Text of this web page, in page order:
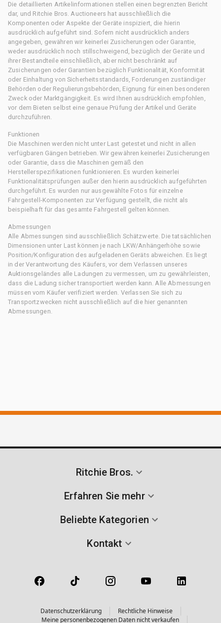
Die detaillierten Artikelinformationen stellen einen begrenzten Bericht
dar, und Ritchie Bros. Auctioneers hat ausschließlich die
Komponenten oder Aspekte der Geräte inspiziert, die hierin
ausdrücklich aufgeführt sind. Sofern nicht ausdrücklich anders
angegeben, gewähren wir keinerlei Zusicherungen oder Garantie,
weder ausdrücklich noch stillschweigend, bezüglich der Geräte und
ihrer Bestandteile einschließlich, aber nicht beschränkt auf
Zusicherungen oder Garantien bezüglich Funktionalität, Konformität
oder Einhaltung von Sicherheitsstandards, Forderungen zuständiger
Behörden oder Regulierungsbehörden, Eignung für einen besonderen
Zweck oder Marktgängigkeit. Es wird Ihnen ausdrücklich empfohlen,
vor dem Bieten selbst eine genaue Prüfung der Artikel und Geräte
durchzuführen.
Funktionen
Die Maschinen werden nicht unter Last getestet und nicht in allen
verfügbaren Gängen betrieben. Wir gewähren keinerlei Zusicherungen
oder Garantie, dass die Maschinen gemäß den
Herstellerspezifikationen funktionieren. Es wurden keinerlei
Funktionalitätsprüfungen außer den hierin ausdrücklich aufgeführten
durchgeführt. Es wurden nur ausgewählte Fotos für einzelne
Fahrgestell-Komponenten zur Verfügung gestellt, die nicht als
beispielhaft für das gesamte Fahrgestell gelten können.
Abmessungen
Alle Abmessungen sind ausschließlich Schätzwerte. Die tatsächlichen
Dimensionen unter Last können je nach LKW/Anhängerhöhe sowie
Position/Konfiguration des aufgeladenen Geräts abweichen. Es liegt
in der Verantwortung des Käufers, vor dem Verlassen unseres
Auktionsgeländes alle Ladungen zu vermessen, um zu gewährleisten,
dass die Ladung sicher transportiert werden kann. Alle Abmessungen
müssen vom Käufer verifiziert werden. Verlassen Sie sich zu
Transportzwecken nicht ausschließlich auf die hier genannten
Abmessungen.
Ritchie Bros.
Erfahren Sie mehr
Beliebte Kategorien
Kontakt
Datenschutzerklärung
Rechtliche Hinweise
Meine personenbezogenen Daten nicht verkaufen